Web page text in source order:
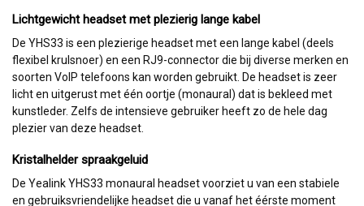
Lichtgewicht headset met plezierig lange kabel
De YHS33 is een plezierige headset met een lange kabel (deels
flexibel krulsnoer) en een RJ9-connector die bij diverse merken en
soorten VoIP telefoons kan worden gebruikt. De headset is zeer
licht en uitgerust met één oortje (monaural) dat is bekleed met
kunstleder. Zelfs de intensieve gebruiker heeft zo de hele dag
plezier van deze headset.
Kristalhelder spraakgeluid
De Yealink YHS33 monaural headset voorziet u van een stabiele
en gebruiksvriendelijke headset die u vanaf het éérste moment